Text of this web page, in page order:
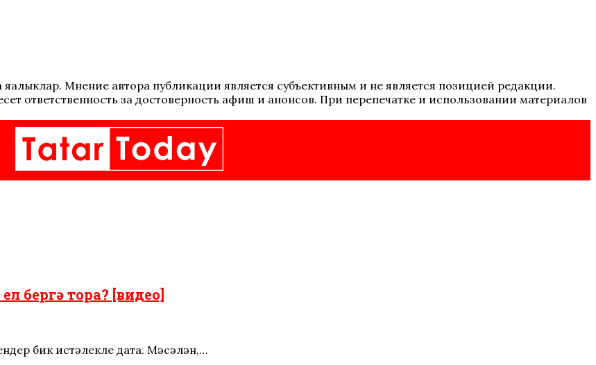
яңалыклар. Мнение автора публикации является субъективным и не является позицией редакции.
ответственность за достоверность афиш и анонсов. При перепечатке и использовании материалов
бергә тора? [видео]
бик истәлекле дата. Мәсәлән,…